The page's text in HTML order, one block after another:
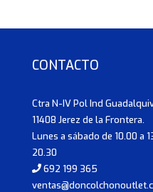
CONTACTO
Ctra N-IV Pol Ind
11408 Jerez de la Frontera.
Lunes a sábado de 10.00 a
20.30
692 199 365